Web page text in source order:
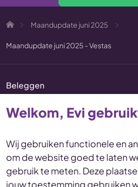
Maandupdate juni 2025
Maandupdate juni 2025 - Vestas
Beleggen
Vermogenscoaching
DisclaimerVoorwaarden
Privacy en cookies Statement
Welkom, Evi
Wij gebruiken functionele en
om de website goed te laten
gebruik te meten. Deze
jouw toestemming gebruiken